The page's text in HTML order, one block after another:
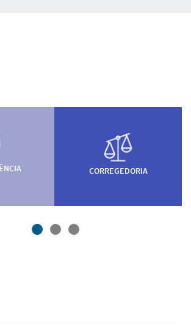
CORREGEDORIA